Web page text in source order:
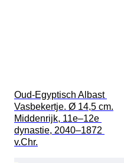
Oud-Egyptisch Albast
Vasbekertje. Ø 14,5 cm.
Middenrijk, 11e–12e
dynastie, 2040–1872
v.Chr.